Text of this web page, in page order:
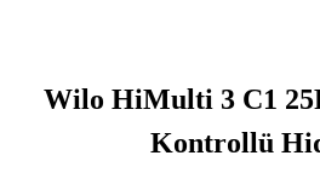
Wilo HiMulti 3 C1
Kontrollü